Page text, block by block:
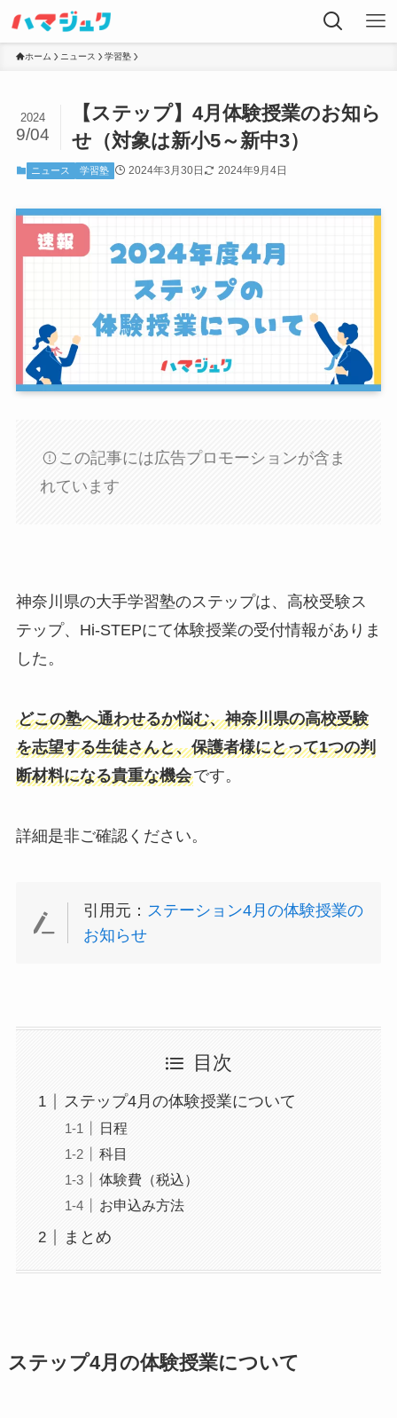
ホーム ニュース 学習塾
【ステップ】4月体験授業のお知ら
せ（対象は新小5～新中3）
2024
9/04
ニュース 学習塾 2024年3月30日 2024年9月4日
この記事には広告プロモーションが含ま
れています
神奈川県の大手学習塾のステップは、高校受験ス
テップ、Hi-STEPにて体験授業の受付情報がありま
した。
どこの塾へ通わせるか悩む、神奈川県の高校受験
を志望する生徒さんと、保護者様にとって1つの判
断材料になる貴重な機会です。
詳細是非ご確認ください。
引用元： ステーション4月の体験授業の
お知らせ
目次
ステップ4月の体験授業について
日程
科目
体験費（税込）
お申込み方法
まとめ
ステップ4月の体験授業について